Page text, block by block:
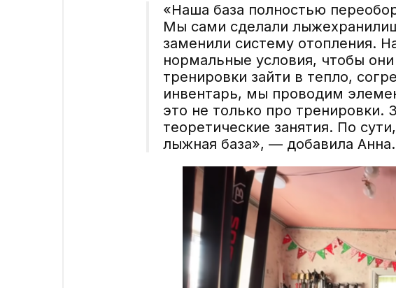
«Наша база полностью
Мы сами сделали
заменили систему отопления.
нормальные условия, чтобы
тренировки зайти в тепло,
инвентарь, мы проводим
это не только про
теоретические занятия. По
лыжная база», — добавила Анна.